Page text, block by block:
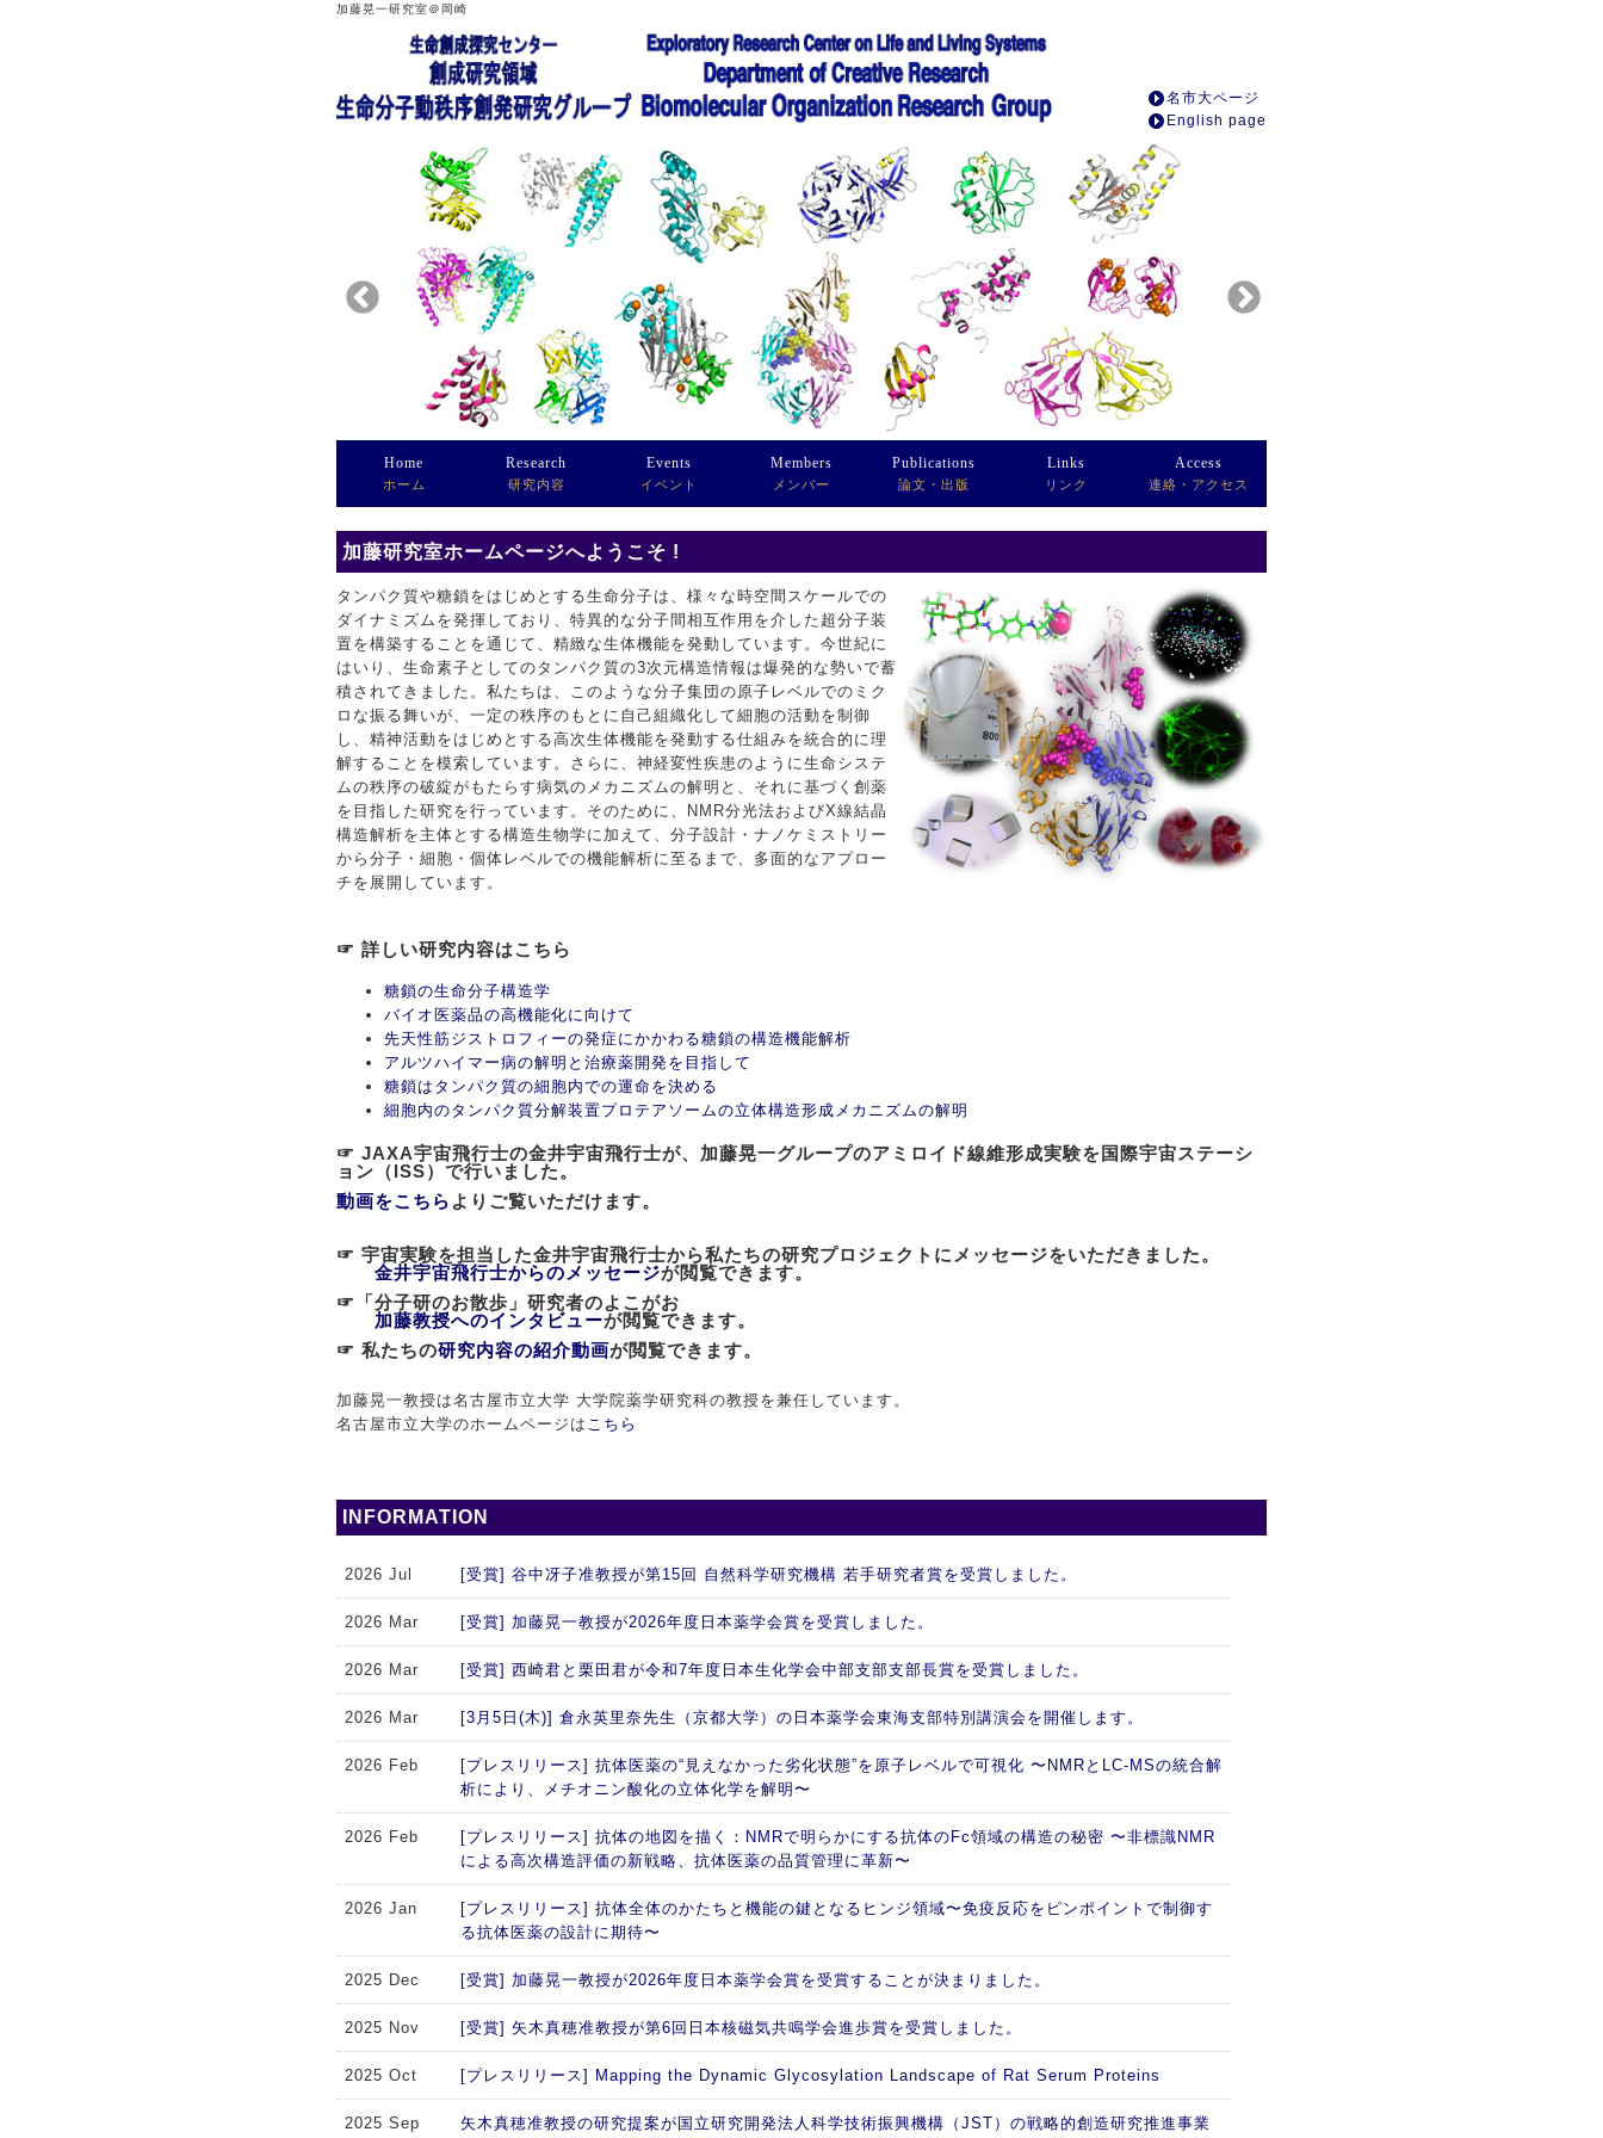
加藤晃一研究室＠岡崎
名市大ページ
English page
Home
ホーム
Research
研究内容
Events
イベント
Members
メンバー
Publications
論文・出版
Links
リンク
Access
連絡・アクセス
加藤研究室ホームページへようこそ !
タンパク質や糖鎖をはじめとする生命分子は、様々な時空間スケールでの
ダイナミズムを発揮しており、特異的な分子間相互作用を介した超分子装
置を構築することを通じて、精緻な生体機能を発動しています。今世紀に
はいり、生命素子としてのタンパク質の3次元構造情報は爆発的な勢いで蓄
積されてきました。私たちは、このような分子集団の原子レベルでのミク
ロな振る舞いが、一定の秩序のもとに自己組織化して細胞の活動を制御
し、精神活動をはじめとする高次生体機能を発動する仕組みを統合的に理
解することを模索しています。さらに、神経変性疾患のように生命システ
ムの秩序の破綻がもたらす病気のメカニズムの解明と、それに基づく創薬
を目指した研究を行っています。そのために、NMR分光法およびX線結晶
構造解析を主体とする構造生物学に加えて、分子設計・ナノケミストリー
から分子・細胞・個体レベルでの機能解析に至るまで、多面的なアプロー
チを展開しています。
☞ 詳しい研究内容はこちら
糖鎖の生命分子構造学
バイオ医薬品の高機能化に向けて
先天性筋ジストロフィーの発症にかかわる糖鎖の構造機能解析
アルツハイマー病の解明と治療薬開発を目指して
糖鎖はタンパク質の細胞内での運命を決める
細胞内のタンパク質分解装置プロテアソームの立体構造形成メカニズムの解明
☞ JAXA宇宙飛行士の金井宇宙飛行士が、加藤晃一グループのアミロイド線維形成実験を国際宇宙ステーシ
ョン（ISS）で行いました。
動画をこちら よりご覧いただけます。
☞ 宇宙実験を担当した金井宇宙飛行士から私たちの研究プロジェクトにメッセージをいただきました。
金井宇宙飛行士からのメッセージが閲覧できます。
☞「分子研のお散歩」研究者のよこがお
加藤教授へのインタビューが閲覧できます。
☞ 私たちの研究内容の紹介動画が閲覧できます。
加藤晃一教授は名古屋市立大学 大学院薬学研究科の教授を兼任しています。
名古屋市立大学のホームページは こちら
INFORMATION
2026 Jul [受賞] 谷中冴子准教授が第15回 自然科学研究機構 若手研究者賞を受賞しました。
2026 Mar [受賞] 加藤晃一教授が2026年度日本薬学会賞を受賞しました。
2026 Mar [受賞] 西崎君と栗田君が令和7年度日本生化学会中部支部支部長賞を受賞しました。
2026 Mar [3月5日(木)] 倉永英里奈先生（京都大学）の日本薬学会東海支部特別講演会を開催します。
2026 Feb
[プレスリリース] 抗体医薬の“見えなかった劣化状態”を原子レベルで可視化 〜NMRとLC-MSの統合解
析により、メチオニン酸化の立体化学を解明〜
2026 Feb
[プレスリリース] 抗体の地図を描く：NMRで明らかにする抗体のFc領域の構造の秘密 〜非標識NMR
による高次構造評価の新戦略、抗体医薬の品質管理に革新〜
2026 Jan
[プレスリリース] 抗体全体のかたちと機能の鍵となるヒンジ領域〜免疫反応をピンポイントで制御す
る抗体医薬の設計に期待〜
2025 Dec [受賞] 加藤晃一教授が2026年度日本薬学会賞を受賞することが決まりました。
2025 Nov [受賞] 矢木真穂准教授が第6回日本核磁気共鳴学会進歩賞を受賞しました。
2025 Oct [プレスリリース] Mapping the Dynamic Glycosylation Landscape of Rat Serum Proteins
2025 Sep 矢木真穂准教授の研究提案が国立研究開発法人科学技術振興機構（JST）の戦略的創造研究推進事業